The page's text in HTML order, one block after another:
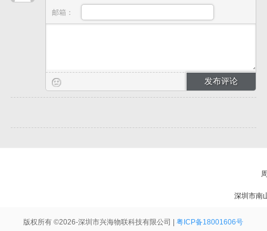
邮箱：
深圳市南
版权所有 ©2026-深圳市兴海物联科技有限公司 |粤ICP备18001606号